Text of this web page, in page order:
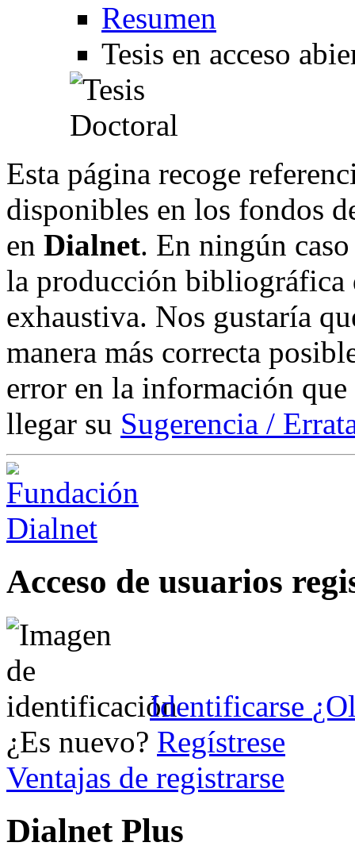
Resumen
Tesis en acceso
Esta página recoge
disponibles en los fondos
en Dialnet. En ningún
la producción bibliográfica
exhaustiva. Nos gustaría
manera más correcta
error en la información
llegar su Sugerencia /
Acceso de usuarios
Identificarse
¿Es nuevo? Regístrese
Ventajas de registrarse
Dialnet Plus